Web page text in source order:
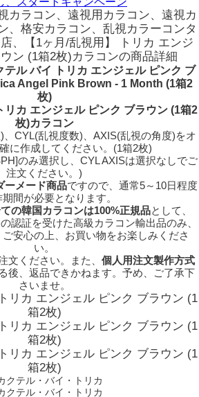
カラコン、遠視用カラコン、遠視カ
、格安カラコン、乱視カラーコンタ
、【1ヶ月/乱視用】 トリカ エンジ
ン (1箱2枚)カラコンの商品詳細
テル バイ トリカ エンジェル ピンク ブ
Angel Pink Brown - 1 Month (1箱2
枚)
カ エンジェル ピンク ブラウン (1箱2
枚)カラコン
、CYL(乱視度数)、AXIS(乱視の角度)をオ
に作成してください。(1箱2枚)
のみ選択し、CYL AXISは選択なしでご
注文ください。)
ーメード商品ですので、 通常5～10日程度
間が必要となります。
の韓国カラコンは100%正規品として、
の認証を受けた高級カラコン輸出品のみ、
安心の上、お買い物をお楽しみくださ
い。
文ください。また、 個人用注文製作方式
後、返品できかねます。予め、ご了承下
さいませ。